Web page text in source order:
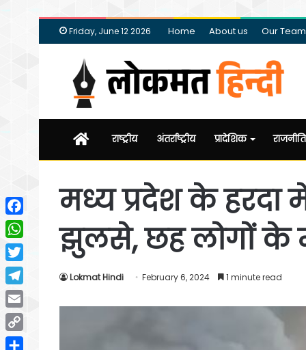
Friday, June 12 2026 Home About us Our Team
Homeराष्ट्रीय अंतर्राष्ट्रीय प्रादेशिक राजनीति
मध्य प्रदेश के हरदा
झुलसे, छह लोगों के
Lokmat Hindi February 6, 2024 1 minute read
Facebook
WhatsApp
Twitter
Telegram
Email
Copy